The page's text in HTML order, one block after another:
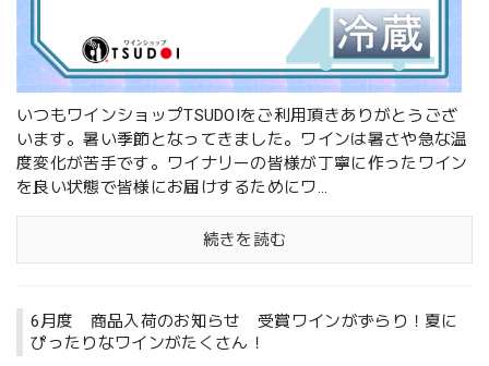
いつもワインショップTSUDOIをご利用頂きありがとうござ
います。暑い季節となってきました。ワインは暑さや急な温
度変化が苦手です。ワイナリーの皆様が丁寧に作ったワイン
を良い状態で皆様にお届けするためにワ...
続きを読む
6月度 商品入荷のお知らせ 受賞ワインがずらり！夏に
ぴったりなワインがたくさん！